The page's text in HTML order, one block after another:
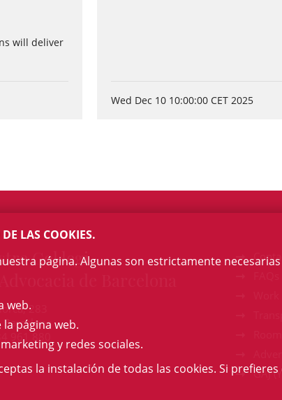
will deliver
Wed Dec 10 10:00:00 CET 2025
Col·legi
283
961 880
GAJ
LAS COOKIES.
página. Algunas son estrictamente
web.
página web.
y redes sociales.
la instalación de todas las cookies. Si